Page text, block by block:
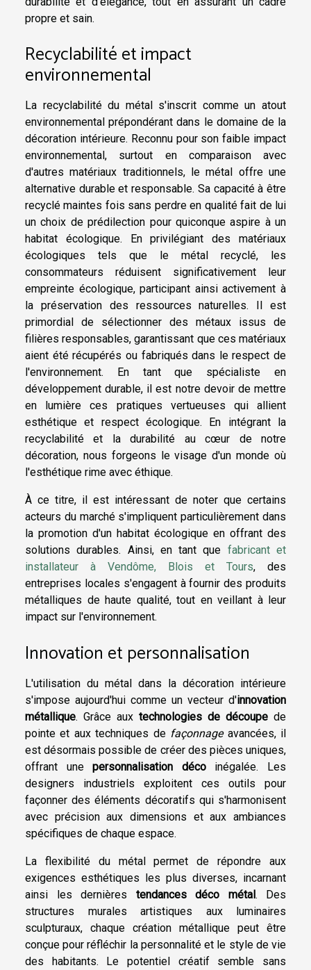
propre et sain.
Recyclabilité et impact
environnemental
La recyclabilité du métal s'inscrit comme un atout
environnemental prépondérant dans le domaine de la
décoration intérieure. Reconnu pour son faible impact
environnemental, surtout en comparaison avec
d'autres matériaux traditionnels, le métal offre une
alternative durable et responsable. Sa capacité à être
recyclé maintes fois sans perdre en qualité fait de lui
un choix de prédilection pour quiconque aspire à un
habitat écologique. En privilégiant des matériaux
écologiques tels que le métal recyclé, les
consommateurs réduisent significativement leur
empreinte écologique, participant ainsi activement à
la préservation des ressources naturelles. Il est
primordial de sélectionner des métaux issus de
filières responsables, garantissant que ces matériaux
aient été récupérés ou fabriqués dans le respect de
l'environnement. En tant que spécialiste en
développement durable, il est notre devoir de mettre
en lumière ces pratiques vertueuses qui allient
esthétique et respect écologique. En intégrant la
recyclabilité et la durabilité au cœur de notre
décoration, nous forgeons le visage d'un monde où
l'esthétique rime avec éthique.
À ce titre, il est intéressant de noter que certains
acteurs du marché s'impliquent particulièrement dans
la promotion d'un habitat écologique en offrant des
solutions durables. Ainsi, en tant que fabricant et
installateur à Vendôme, Blois et Tours, des
entreprises locales s'engagent à fournir des produits
métalliques de haute qualité, tout en veillant à leur
impact sur l'environnement.
Innovation et personnalisation
L'utilisation du métal dans la décoration intérieure
s'impose aujourd'hui comme un vecteur d'innovation
métallique. Grâce aux technologies de découpe de
pointe et aux techniques de façonnageavancées, il
est désormais possible de créer des pièces uniques,
offrant unepersonnalisation décoinégalée. Les
designers industriels exploitent ces outils pour
façonner des éléments décoratifs qui s'harmonisent
avec précision aux dimensions et aux ambiances
spécifiques de chaque espace.
La flexibilité du métal permet de répondre aux
exigences esthétiques les plus diverses, incarnant
ainsi les dernières tendances déco métal. Des
structures murales artistiques aux luminaires
sculpturaux, chaque création métallique peut être
conçue pour réfléchir la personnalité et le style de vie
des habitants. Le potentiel créatif semble sans